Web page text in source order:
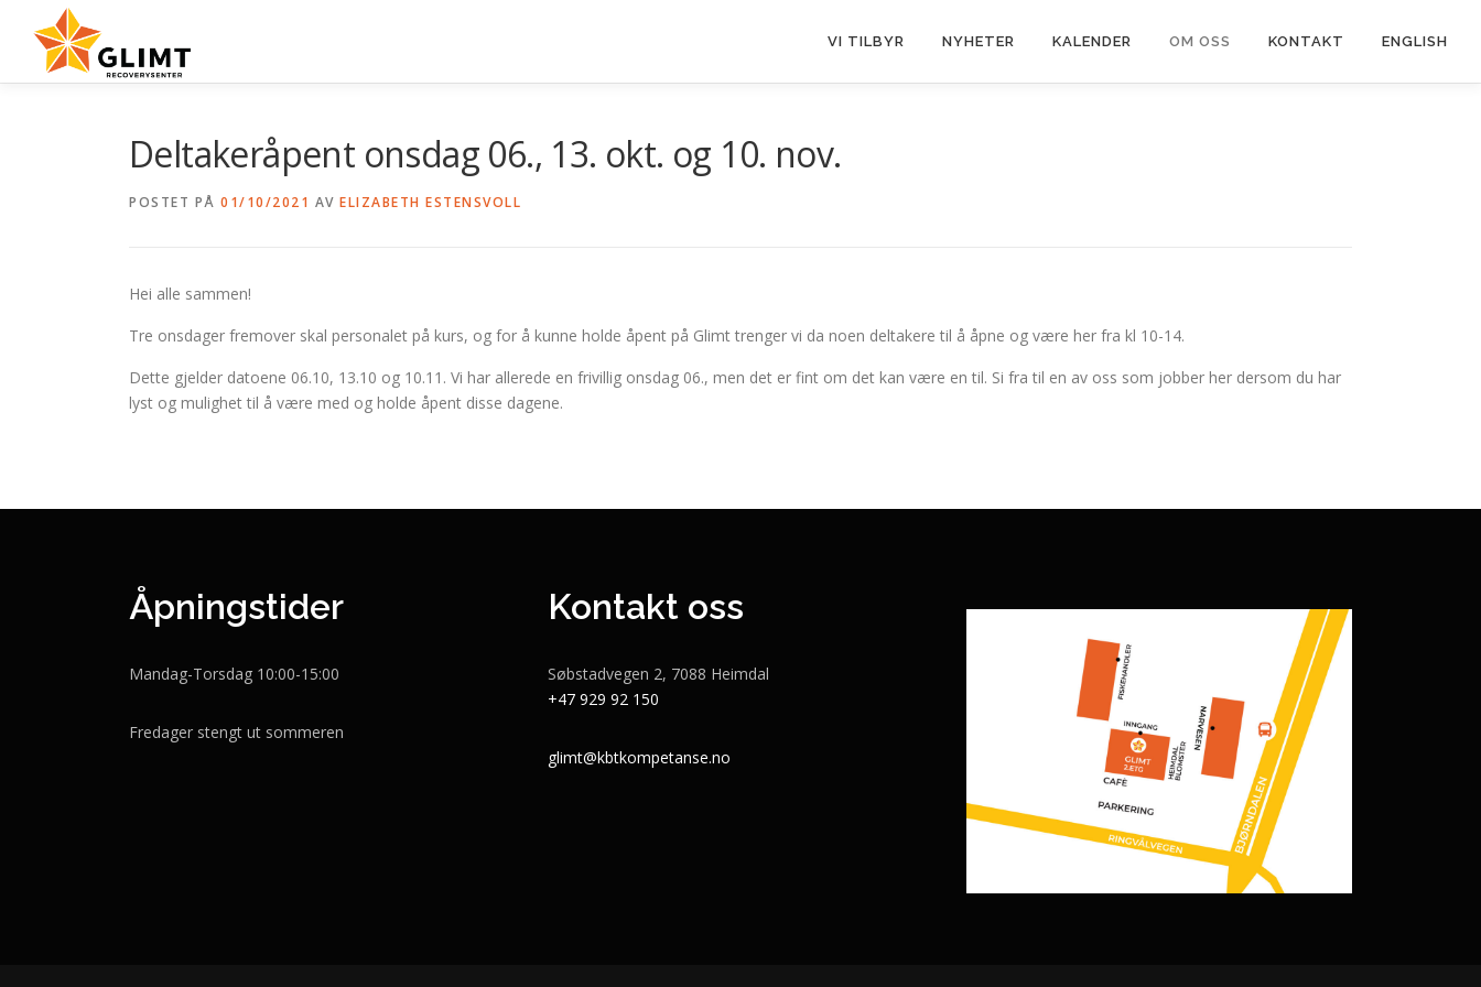
innhold
VI TILBYR NYHETER KALENDER OM OSS KONTAKT ENGLISH
Deltakeråpent onsdag 06., 13. okt. og 10. nov.
POSTET PÅ 01/10/2021 AV ELIZABETH ESTENSVOLL
Hei alle sammen!
Tre onsdager fremover skal personalet på kurs, og for å kunne holde åpent på Glimt trenger vi da noen deltakere til å åpne og være her fra kl 10-14.
Dette gjelder datoene 06.10, 13.10 og 10.11. Vi har allerede en frivillig onsdag 06., men det er fint om det kan være en til. Si fra til en av oss som jobber her dersom du har
lyst og mulighet til å være med og holde åpent disse dagene.
Åpningstider
Mandag-Torsdag 10:00-15:00
Fredager stengt ut sommeren
Kontakt oss
Søbstadvegen 2, 7088 Heimdal
+47 929 92 150
glimt@kbtkompetanse.no